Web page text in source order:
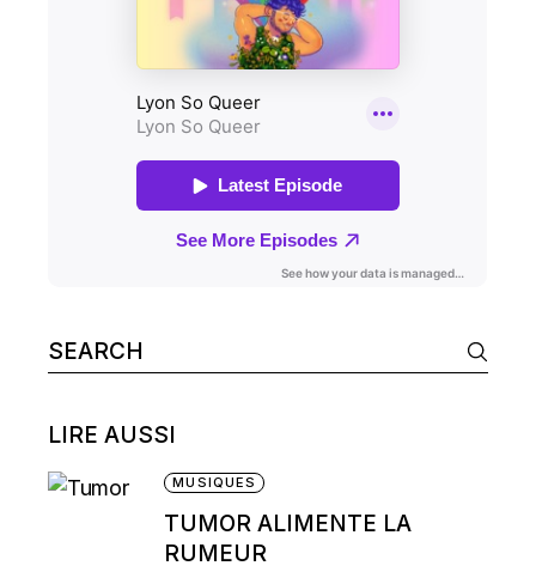
Search
for:
LIRE AUSSI
MUSIQUES
TUMOR ALIMENTE LA
RUMEUR